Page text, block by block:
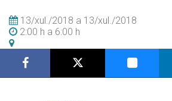
13/xul./2018 a 13/xul./2018
2:00 h a 6:00 h